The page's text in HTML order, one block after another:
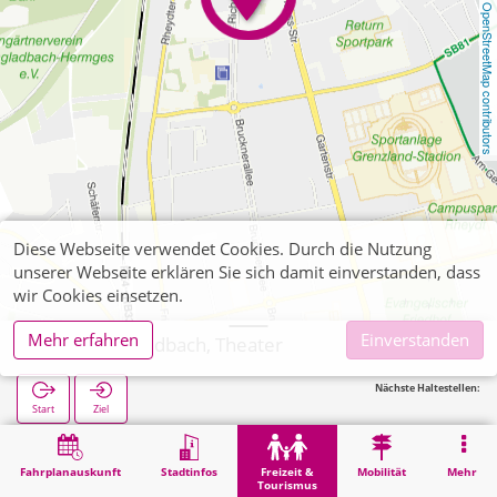
OpenStreetMap contributors
Fahrplanauskunft Stadtinfos
Freizeit &
Tourismus
Mobilität Mehr
Mönchengladbach, Theater
Start Ziel
Nächste Haltestellen:
Freizeit & Tourismus Unterhaltung Mönchengladbach, Theater
Diese Webseite verwendet Cookies. Durch die Nutzung
unserer Webseite erklären Sie sich damit einverstanden, dass
wir Cookies einsetzen.
Mehr erfahren
Einverstanden